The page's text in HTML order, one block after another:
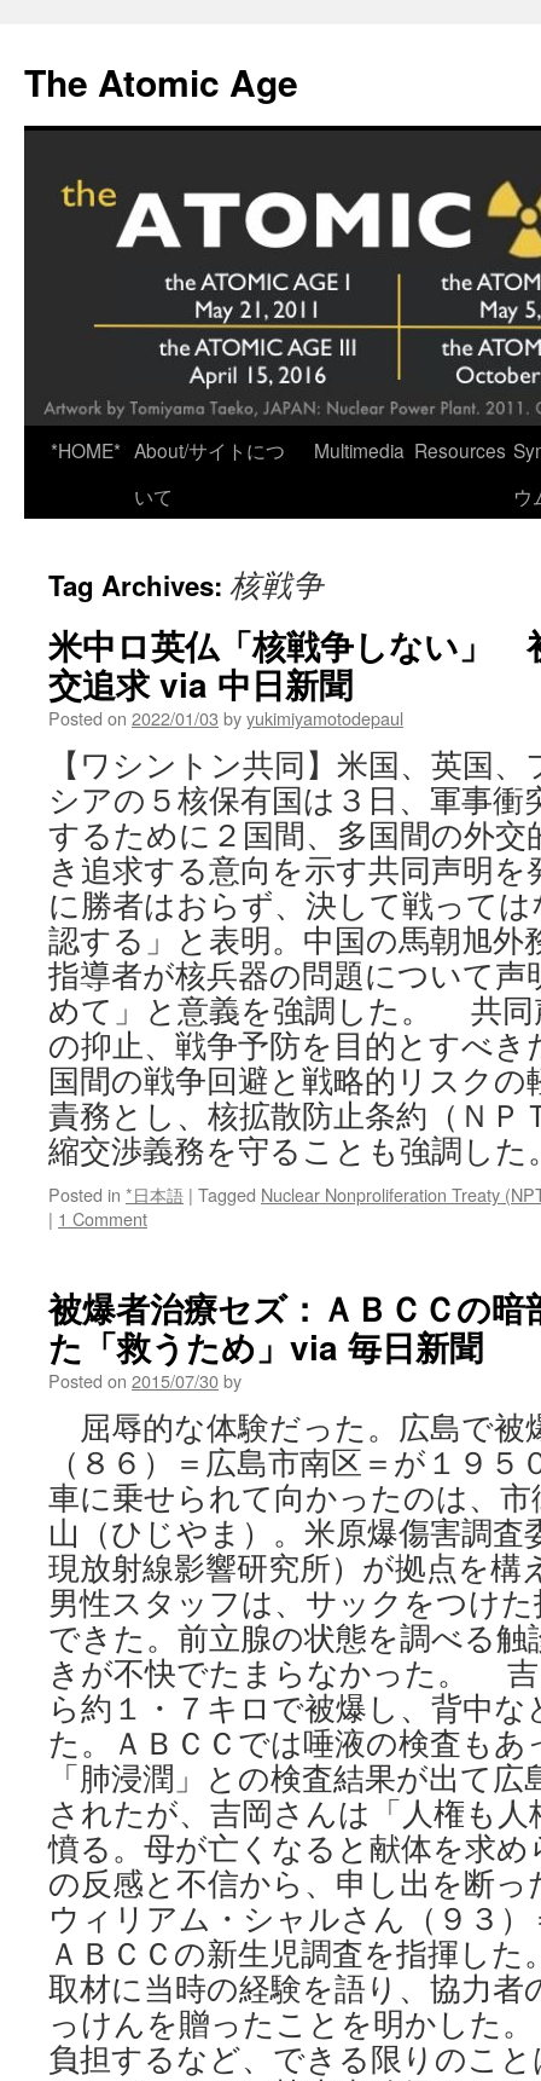
content
The Atomic Age
*HOME* About/サイトにつ
いて
Multimedia Resources
ウ
Tag Archives: 核戦争
米中ロ英仏「核戦争しない」
交追求 via 中日新聞
Posted on 2022/01/03 byyukimiyamotodepaul
【ワシントン共同】米国、英国
シアの５核保有国は３日、軍事衝
するために２国間、多国間の外交
き追求する意向を示す共同声明
に勝者はおらず、決して戦って
認する」と表明。中国の馬朝旭外
指導者が核兵器の問題について
めて」と意義を強調した。 共同
の抑止、戦争予防を目的とすべき
国間の戦争回避と戦略的リスク
責務とし、核拡散防止条約（ＮＰ
縮交渉義務を守ることも強調した
Posted in *日本語 | Tagged Nuclear Nonproliferation Treaty
| 1 Comment
被爆者治療セズ：ＡＢＣＣの
た「救うため」via 毎日新聞
Posted on 2015/07/30by
屈辱的な体験だった。広島で被
（８６）＝広島市南区＝が１９
車に乗せられて向かったのは、
山（ひじやま）。米原爆傷害調査
現放射線影響研究所）が拠点を構
男性スタッフは、サックをつけ
できた。前立腺の状態を調べる
きが不快でたまらなかった。
ら約１・７キロで被爆し、背中
た。ＡＢＣＣでは唾液の検査もあ
「肺浸潤」との検査結果が出て
されたが、吉岡さんは「人権も
憤る。母が亡くなると献体を求
の反感と不信から、申し出を断
ウィリアム・シャルさん（９３
ＡＢＣＣの新生児調査を指揮した
取材に当時の経験を語り、協力者
っけんを贈ったことを明かした
負担するなど、できる限りのこ